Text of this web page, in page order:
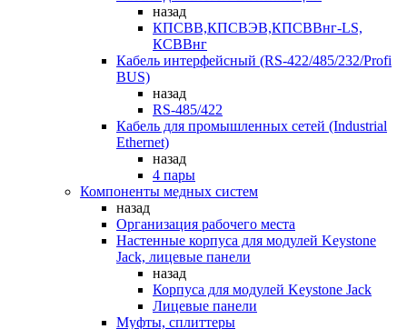
назад
КПСВВ,КПСВЭВ,КПСВВнг-LS,
КСВВнг
Кабель интерфейсный (RS-422/485/232/Profi
BUS)
назад
RS-485/422
Кабель для промышленных сетей (Industrial
Ethernet)
назад
4 пары
Компоненты медных систем
назад
Организация рабочего места
Настенные корпуса для модулей Keystone
Jack, лицевые панели
назад
Корпуса для модулей Keystone Jack
Лицевые панели
Муфты, сплиттеры